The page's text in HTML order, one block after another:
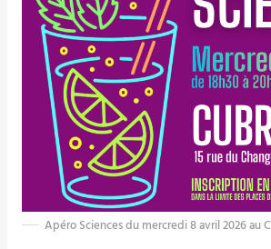
Apéro Sciences du mercredi 8 avril 2026 au